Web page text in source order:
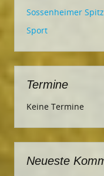
Sossenheimer
Sport
Termine
Keine Termine
Neueste